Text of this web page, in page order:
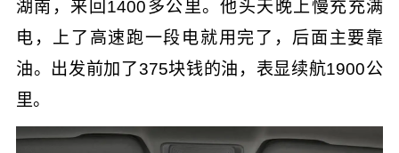
湖南，来回1400多公里。他头天晚上慢充充满
电，上了高速跑一段电就用完了，后面主要靠
油。出发前加了375块钱的油，表显续航1900公
里。